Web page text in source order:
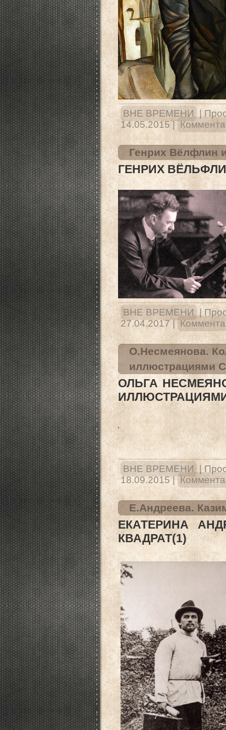
ВНЕ ВРЕМЕНИ |
14.05.2015 |
Генрих Вёлфлин
ГЕНРИХ
ВНЕ ВРЕМЕНИ |
27.04.2017 |
О.Несмеянова.
иллюстрациями
ОЛЬГА
ВНЕ ВРЕМЕНИ |
18.09.2015 |
Е.Андреева.
ЕКАТЕРИНА
КВАДРАТ(1)